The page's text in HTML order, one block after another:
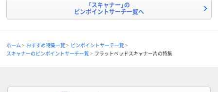
「スキャナー」の
ピンポイントサーチ一覧へ
ホーム おすすめ特集一覧
ピンポイントサーチ一覧
スキャナーのピンポイントサーチ一覧
フラットベッドスキャナー片の特集